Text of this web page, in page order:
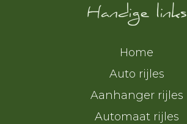
Handige links
Home
Auto rijles
Aanhanger rijles
Automaat rijles